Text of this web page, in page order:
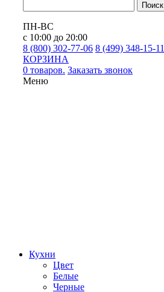
Поиск
ПН-ВС
с 10:00 до 20:00
8 (800) 302-77-06 8 (499) 348-15-11
КОРЗИНА
0 товаров. Заказать звонок
Меню
Кухни
Цвет
Белые
Черные